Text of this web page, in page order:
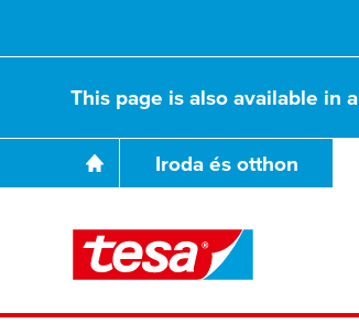
This page is also available in
Iroda és otthon